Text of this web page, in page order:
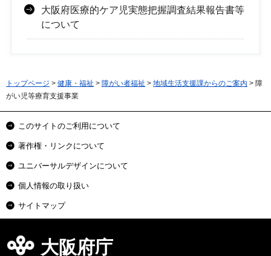
大阪府医療的ケア児実態把握調査結果報告書等
について
トップページ > 健康・福祉 > 障がい者福祉 > 地域生活支援課からのご案内 > 障
がい児等療育支援事業
このサイトのご利用について
著作権・リンクについて
ユニバーサルデザインについて
個人情報の取り扱い
サイトマップ
大阪府庁